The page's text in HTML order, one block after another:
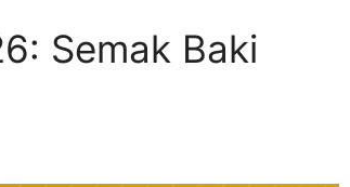
Semak Baki